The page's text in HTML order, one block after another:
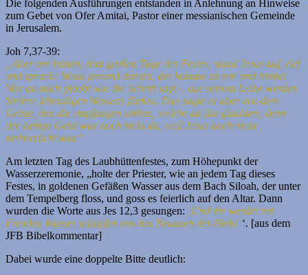
Die folgenden Ausführungen entstanden in Anlehnung an Hinweise
zum Gebet von Ofer Amitai, Pastor einer messianischen Gemeinde
in Jerusalem.
Joh 7,37-39:
„Aber am letzten, dem großen Tage des Festes, stand Jesus auf, rief
und sprach: Wenn jemand dürstet, der komme zu mir und trinke!
Wer an mich glaubt wie die Schrift sagt -, aus seinem Leibe werden
Ströme lebendigen Wassers fließen. Das sagte er aber von dem
Geiste, den die empfangen sollten, welche an ihn glaubten; denn
der heilige Geist war noch nicht da, weil Jesus noch nicht
verherrlicht war.“
Am letzten Tag des Laubhüttenfestes, zum Höhepunkt der
Wasserzeremonie, „holte der Priester, wie an jedem Tag dieses
Festes, in goldenen Gefäßen Wasser aus dem Bach Siloah, der unter
dem Tempelberg floss, und goss es feierlich auf den Altar. Dann
wurden die Worte aus Jes 12,3 gesungen:
‚Und ihr werdet mit
Freuden Wasser schöpfen aus den Brunnen des Heils‘'‘. [aus dem
JFB Bibelkommentar]
Dabei wurde eine doppelte Bitte deutlich: